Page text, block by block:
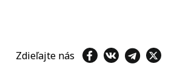
Zdieľajte nás